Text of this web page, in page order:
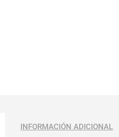
INFORMACIÓN ADICIONAL